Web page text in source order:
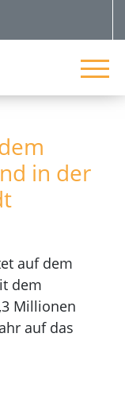
in der
auf dem
dem
Millionen
auf das